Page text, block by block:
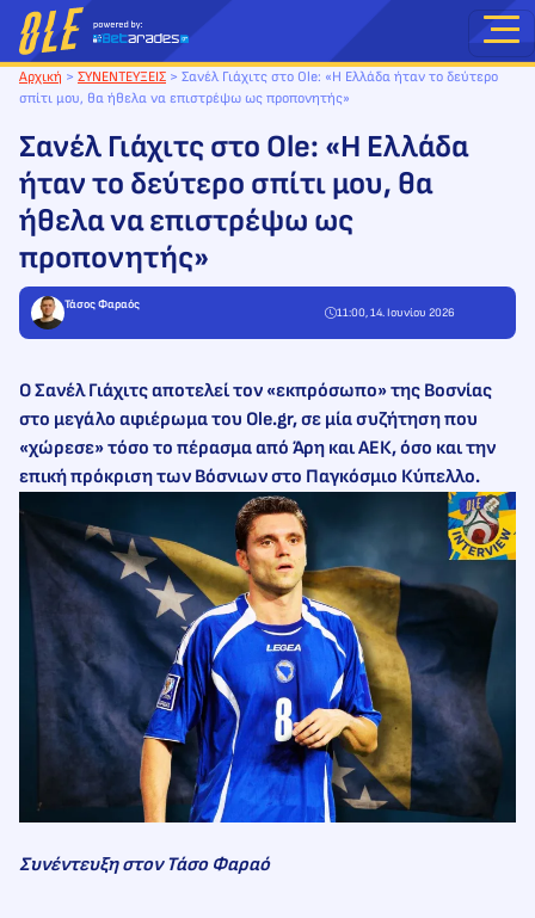
Μετάβαση
στο
περιεχόμενο
Αρχική > ΣΥΝΕΝΤΕΥΞΕΙΣ > Σανέλ Γιάχιτς στο Ole: «Η Ελλάδα ήταν το δεύτερο
σπίτι μου, θα ήθελα να επιστρέψω ως προπονητής»
Σανέλ Γιάχιτς στο Ole: «Η Ελλάδα
ήταν το δεύτερο σπίτι μου, θα
ήθελα να επιστρέψω ως
προπονητής»
Τάσος Φαραός
11:00, 14. Ιουνίου 2026
Ο Σανέλ Γιάχιτς αποτελεί τον «εκπρόσωπο» της Βοσνίας
στο μεγάλο αφιέρωμα του Ole.gr, σε μία συζήτηση που
«χώρεσε» τόσο το πέρασμα από Άρη και ΑΕΚ, όσο και την
επική πρόκριση των Βόσνιων στο Παγκόσμιο Κύπελλο.
Συνέντευξη στον Τάσο Φαραό